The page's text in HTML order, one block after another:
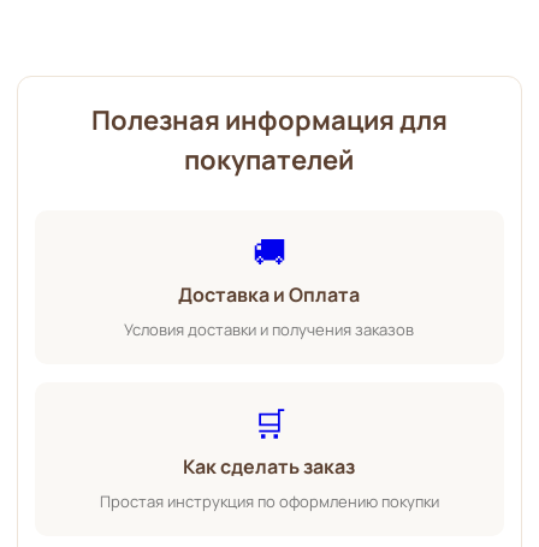
Полезная информация для
покупателей
🚚
Доставка и Оплата
Условия доставки и получения заказов
🛒
Как сделать заказ
Простая инструкция по оформлению покупки